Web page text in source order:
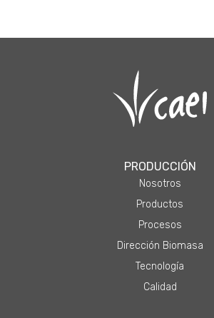
PRODUCCIÓN
Nosotros
Productos
Procesos
Dirección Biomasa
Tecnología
Calidad